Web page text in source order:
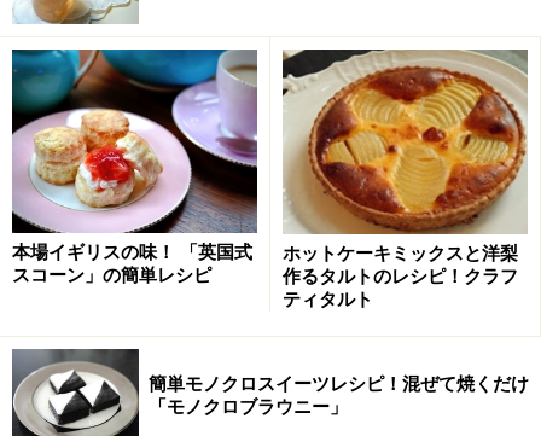
炊飯器で作るガトーショコラ
出典： 炊飯器で作る、ガトーショコラ [毎日のお助けレ
シピ] All About
難しそうに見えるガトーショコラですが材料はなんと、
板チョコ・卵・サラダ油だけ。口に入れた瞬間泡のよう
に溶けるふわふわのガトーショコラが作れます。
とろけるシンプルプリン
出典： シンプルな材料で抜群においしい！とろけるプリ
本場イギリスの味！ 「英国式
スコーン」の簡単レシピ
ホットケーキミックスと洋梨
作るタルトのレシピ！クラフ
ティタルト
簡単モノクロスイーツレシピ！混ぜて焼くだけ
「モノクロブラウニー」